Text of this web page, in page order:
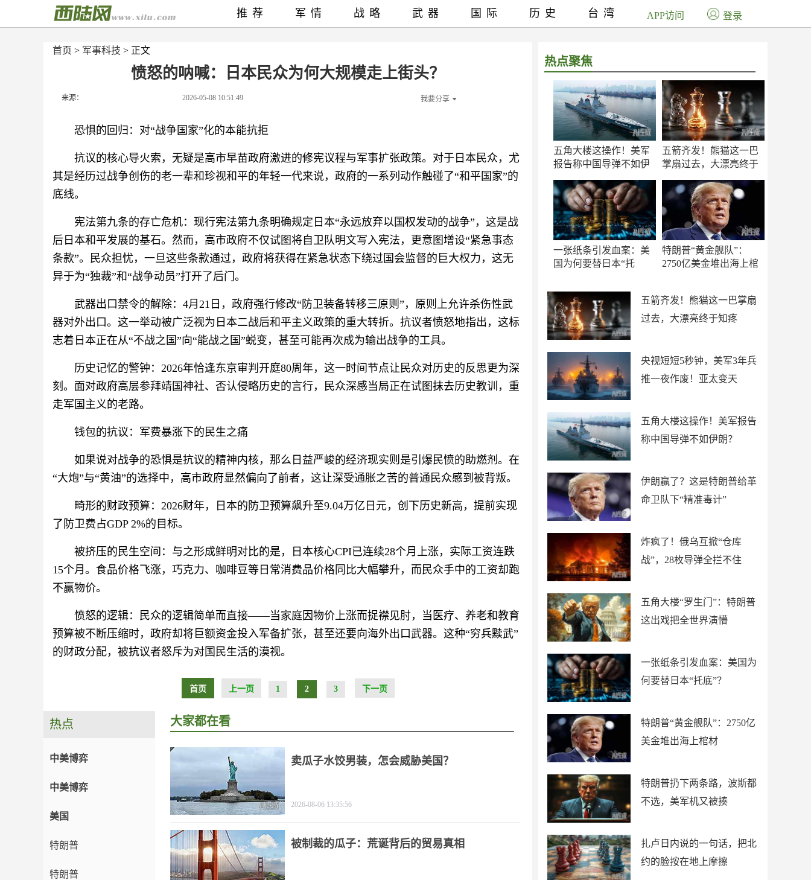
首页 > 军事科技 > 正文
愤怒的呐喊：日本民众为何大规模走上街头？
来源： 2026-05-08 10:51:49 我要分享
恐惧的回归：对“战争国家”化的本能抗拒
抗议的核心导火索，无疑是高市早苗政府激进的修宪议程与军事扩张政策。对于日本民众，尤
其是经历过战争创伤的老一辈和珍视和平的年轻一代来说，政府的一系列动作触碰了“和平国家”的
底线。
宪法第九条的存亡危机：现行宪法第九条明确规定日本“永远放弃以国权发动的战争”，这是战
后日本和平发展的基石。然而，高市政府不仅试图将自卫队明文写入宪法，更意图增设“紧急事态
条款”。民众担忧，一旦这些条款通过，政府将获得在紧急状态下绕过国会监督的巨大权力，这无
异于为“独裁”和“战争动员”打开了后门。
武器出口禁令的解除：4月21日，政府强行修改“防卫装备转移三原则”，原则上允许杀伤性武
器对外出口。这一举动被广泛视为日本二战后和平主义政策的重大转折。抗议者愤怒地指出，这标
志着日本正在从“不战之国”向“能战之国”蜕变，甚至可能再次成为输出战争的工具。
历史记忆的警钟：2026年恰逢东京审判开庭80周年，这一时间节点让民众对历史的反思更为深
刻。面对政府高层参拜靖国神社、否认侵略历史的言行，民众深感当局正在试图抹去历史教训，重
走军国主义的老路。
钱包的抗议：军费暴涨下的民生之痛
如果说对战争的恐惧是抗议的精神内核，那么日益严峻的经济现实则是引爆民愤的助燃剂。在
“大炮”与“黄油”的选择中，高市政府显然偏向了前者，这让深受通胀之苦的普通民众感到被背叛。
畸形的财政预算：2026财年，日本的防卫预算飙升至9.04万亿日元，创下历史新高，提前实现
了防卫费占GDP 2%的目标。
被挤压的民生空间：与之形成鲜明对比的是，日本核心CPI已连续28个月上涨，实际工资连跌
15个月。食品价格飞涨，巧克力、咖啡豆等日常消费品价格同比大幅攀升，而民众手中的工资却跑
不赢物价。
愤怒的逻辑：民众的逻辑简单而直接——当家庭因物价上涨而捉襟见肘，当医疗、养老和教育
预算被不断压缩时，政府却将巨额资金投入军备扩张，甚至还要向海外出口武器。这种“穷兵黩武”
的财政分配，被抗议者怒斥为对国民生活的漠视。
首页 上一页 1 2 3 下一页
热点聚焦
五角大楼这操作！美军
报告称中国导弹不如伊
五箭齐发！熊猫这一巴
掌扇过去，大漂亮终于
一张纸条引发血案：美
国为何要替日本“托
特朗普“黄金舰队”：
2750亿美金堆出海上棺
五箭齐发！熊猫这一巴掌扇
过去，大漂亮终于知疼
央视短短5秒钟，美军3年兵
推一夜作废！亚太变天
五角大楼这操作！美军报告
称中国导弹不如伊朗？
伊朗赢了？这是特朗普给革
命卫队下“精准毒计”
炸疯了！俄乌互掀“仓库
战”，28枚导弹全拦不住
五角大楼“罗生门”：特朗普
这出戏把全世界演懵
一张纸条引发血案：美国为
何要替日本“托底”？
特朗普“黄金舰队”：2750亿
美金堆出海上棺材
特朗普扔下两条路，波斯都
不选，美军机又被揍
扎卢日内说的一句话，把北
约的脸按在地上摩擦
推荐 军情 战略 武器 国际 历史 台湾 APP访问 登录
热点
中美博弈
中美博弈
美国
特朗普
特朗普
大家都在看
卖瓜子水饺男装，怎会威胁美国？
2026-08-06 13:35:56
被制裁的瓜子：荒诞背后的贸易真相